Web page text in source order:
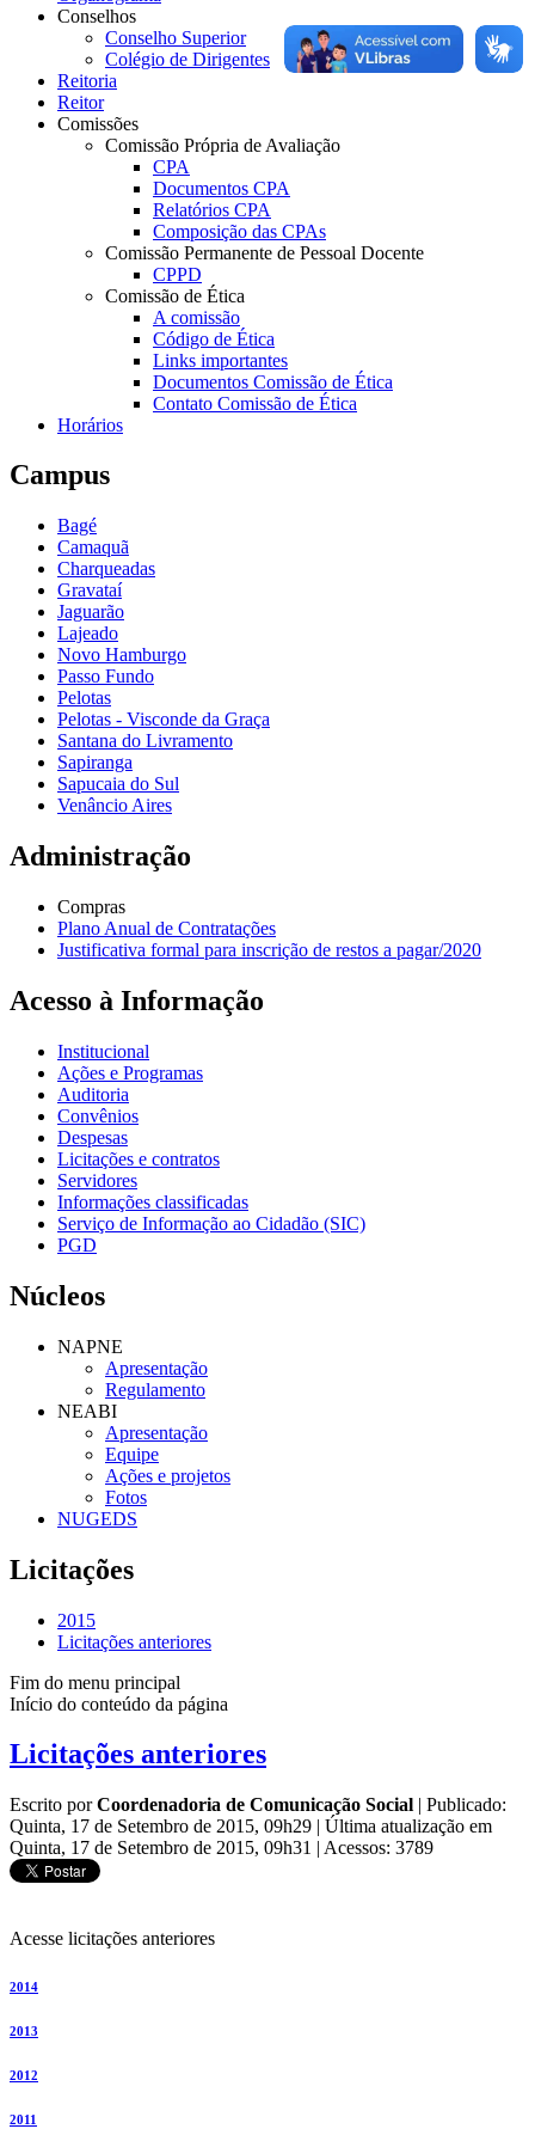
Conselhos
Conselho Superior
Colégio de Dirigentes
Reitoria
Reitor
Comissões
Comissão Própria de Avaliação
CPA
Documentos CPA
Relatórios CPA
Composição das CPAs
Comissão Permanente de Pessoal Docente
CPPD
Comissão de Ética
A comissão
Código de Ética
Links importantes
Documentos Comissão de Ética
Contato Comissão de Ética
Horários
Campus
Bagé
Camaquã
Charqueadas
Gravataí
Jaguarão
Lajeado
Novo Hamburgo
Passo Fundo
Pelotas
Pelotas - Visconde da Graça
Santana do Livramento
Sapiranga
Sapucaia do Sul
Venâncio Aires
Administração
Compras
Plano Anual de Contratações
Justificativa formal para inscrição de restos a pagar/2020
Acesso à Informação
Institucional
Ações e Programas
Auditoria
Convênios
Despesas
Licitações e contratos
Servidores
Informações classificadas
Serviço de Informação ao Cidadão (SIC)
PGD
Núcleos
NAPNE
Apresentação
Regulamento
NEABI
Apresentação
Equipe
Ações e projetos
Fotos
NUGEDS
Licitações
2015
Licitações anteriores
Fim do menu principal
Início do conteúdo da página
Licitações anteriores
Escrito porCoordenadoria de Comunicação Social | Publicado:
Quinta, 17 de Setembro de 2015, 09h29 | Última atualização em
Quinta, 17 de Setembro de 2015, 09h31 | Acessos: 3789
Acesse licitações anteriores
2014
2013
2012
2011